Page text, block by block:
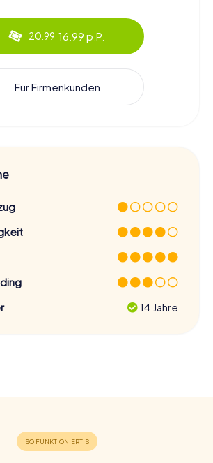
20.99 16.99 p.P.
Für Firmenkunden
14 Jahre